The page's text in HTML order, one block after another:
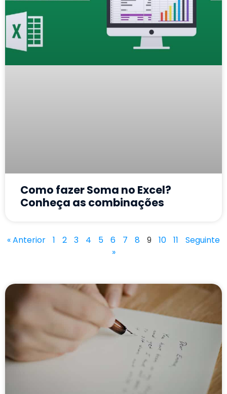
Como fazer Soma no Excel?
Conheça as combinações
« Anterior 1 2 3 4 5 6 7 8 9 10 11
Seguinte
»